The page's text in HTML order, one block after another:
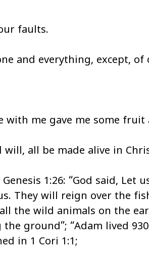
faults.
and everything, except, of
with me gave me some fruit
all be made alive in
1:26: “God said, Let
They will reign over the
the wild animals on the
ground”; “Adam lived
in 1 Cori 1:1;